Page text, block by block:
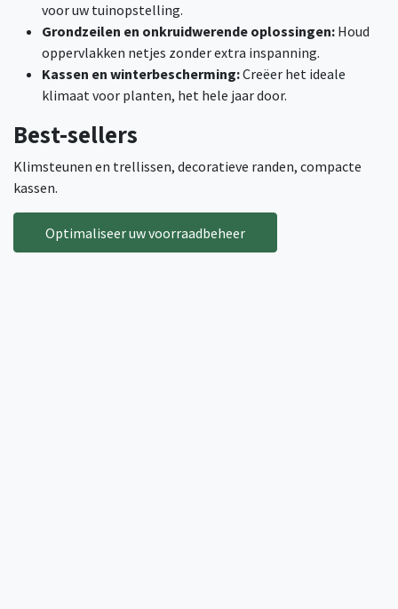
voor uw tuinopstelling.
Grondzeilen en onkruidwerende oplossingen: Houd
oppervlakken netjes zonder extra inspanning.
Kassen en winterbescherming:Creëer het ideale
klimaat voor planten, het hele jaar door.
Best-sellers
Klimsteunen en trellissen, decoratieve randen, compacte
kassen.
Optimaliseer uw voorraadbeheer